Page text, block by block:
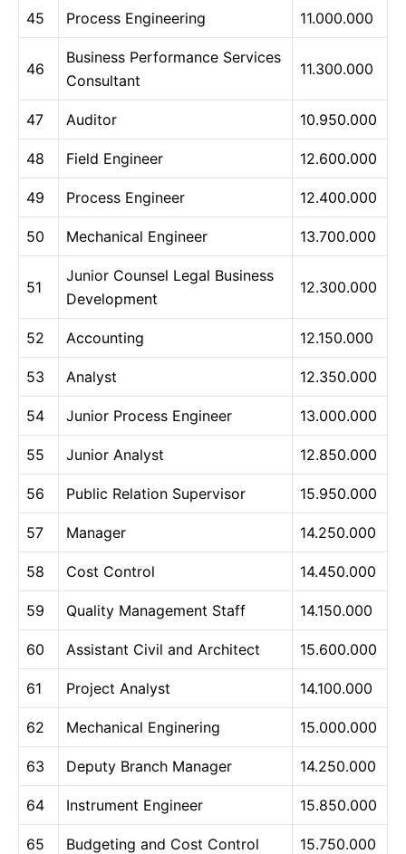
45 Process Engineering 11.000.000
46
Business Performance Services
Consultant
11.300.000
47 Auditor 10.950.000
48 Field Engineer 12.600.000
49 Process Engineer 12.400.000
50 Mechanical Engineer 13.700.000
51
Junior Counsel Legal Business
Development
12.300.000
52 Accounting 12.150.000
53 Analyst 12.350.000
54 Junior Process Engineer 13.000.000
55 Junior Analyst 12.850.000
56 Public Relation Supervisor 15.950.000
57 Manager 14.250.000
58 Cost Control 14.450.000
59 Quality Management Staff 14.150.000
60 Assistant Civil and Architect 15.600.000
61 Project Analyst 14.100.000
62 Mechanical Enginering 15.000.000
63 Deputy Branch Manager 14.250.000
64 Instrument Engineer 15.850.000
65 Budgeting and Cost Control 15.750.000